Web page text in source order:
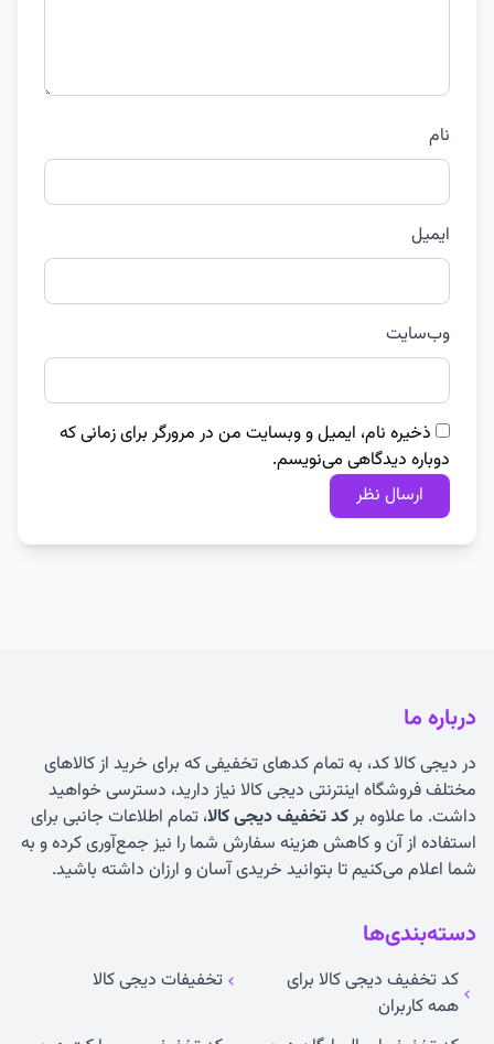
نام
ایمیل
وب‌سایت
ذخیره نام، ایمیل و وبسایت من در مرورگر برای زمانی که
دوباره دیدگاهی می‌نویسم.
درباره ما
در دیجی کالا کد، به تمام کدهای تخفیفی که برای خرید از کالاهای
مختلف فروشگاه اینترنتی دیجی کالا نیاز دارید، دسترسی خواهید
داشت. ما علاوه برکد تخفیف دیجی کالا، تمام اطلاعات جانبی برای
استفاده از آن و کاهش هزینه سفارش شما را نیز جمع‌آوری کرده و به
شما اعلام می‌کنیم تا بتوانید خریدی آسان و ارزان داشته باشید.
دسته‌بندی‌ها
کد تخفیف دیجی کالا برای
همه کاربران
تخفیفات دیجی کالا